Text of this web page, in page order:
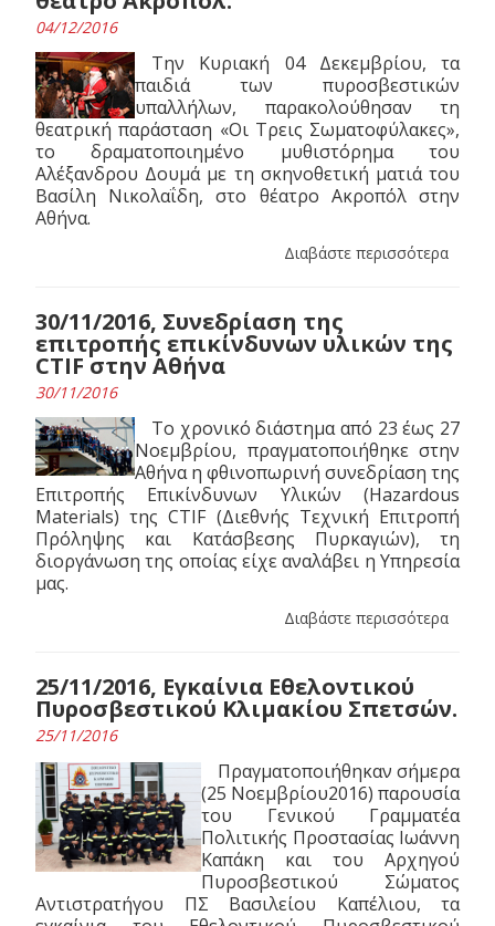
04/12/2016
Την Κυριακή 04 Δεκεμβρίου, τα
παιδιά των πυροσβεστικών
υπαλλήλων, παρακολούθησαν τη
θεατρική παράσταση «Οι Τρεις Σωματοφύλακες»,
το δραματοποιημένο μυθιστόρημα του
Αλέξανδρου Δουμά με τη σκηνοθετική ματιά του
Βασίλη Νικολαΐδη, στο θέατρο Ακροπόλ στην
Αθήνα.
Διαβάστε περισσότερα
30/11/2016, Συνεδρίαση της
επιτροπής επικίνδυνων υλικών της
CTIF στην Αθήνα
30/11/2016
Το χρονικό διάστημα από 23 έως 27
Νοεμβρίου, πραγματοποιήθηκε στην
Αθήνα η φθινοπωρινή συνεδρίαση της
Επιτροπής Επικίνδυνων Υλικών (Hazardous
Materials) της CTIF (Διεθνής Τεχνική Επιτροπή
Πρόληψης και Κατάσβεσης Πυρκαγιών), τη
διοργάνωση της οποίας είχε αναλάβει η Υπηρεσία
μας.
Διαβάστε περισσότερα
25/11/2016, Εγκαίνια Εθελοντικού
Πυροσβεστικού Κλιμακίου Σπετσών.
25/11/2016
Πραγματοποιήθηκαν σήμερα
(25 Νοεμβρίου2016) παρουσία
του Γενικού Γραμματέα
Πολιτικής Προστασίας Ιωάννη
Καπάκη και του Αρχηγού
Πυροσβεστικού Σώματος
Αντιστρατήγου ΠΣ Βασιλείου Καπέλιου, τα